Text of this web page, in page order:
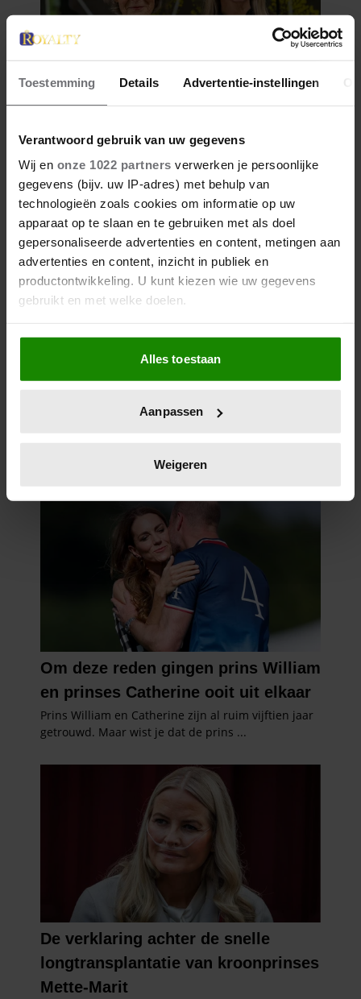
Toestemming Details Advertentie-instellingen
Verantwoord gebruik van uw gegevens
Wij en onze 1022 partners verwerken je persoonlijke
gegevens (bijv. uw IP-adres) met behulp van
technologieën zoals cookies om informatie op uw
apparaat op te slaan en te gebruiken met als doel
gepersonaliseerde advertenties en content, metingen aan
advertenties en content, inzicht in publiek en
productontwikkeling. U kunt kiezen wie uw gegevens
gebruikt en met welke doelen.
Als u het toestaat, willen we ook graag:
Informatie verzamelen over uw geografische
locatie, die tot een paar meter nauwkeurig kan zijn
scannen op specifieke eigenschappen (fingerprinting)
verwerkt en stel uw voorkeuren in het
intrekken in de Cookieverklaring.
We gebruiken cookies om content en advertenties te
personaliseren, om functies voor social media te bieden
en om ons websiteverkeer te analyseren. Ook delen we
informatie over uw gebruik van onze site met onze
partners voor social media, adverteren en analyse. Deze
partners kunnen deze gegevens combineren met andere
informatie die u aan ze heeft verstrekt of die ze hebben
verzameld op basis van uw gebruik van hun services. U
gaat akkoord met onze cookies als u onze website blijft
gebruiken.
Alles toestaan
Aanpassen
Weigeren